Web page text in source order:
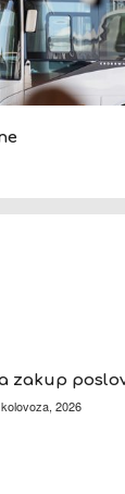
zakup
2026